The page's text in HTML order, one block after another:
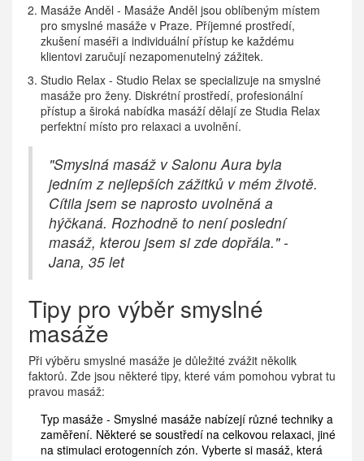
Masáže Anděl - Masáže Anděl jsou oblíbeným místem
pro smyslné masáže v Praze. Příjemné prostředí,
zkušení maséři a individuální přístup ke každému
klientovi zaručují nezapomenutelný zážitek.
Studio Relax - Studio Relax se specializuje na smyslné
masáže pro ženy. Diskrétní prostředí, profesionální
přístup a široká nabídka masáží dělají ze Studia Relax
perfektní místo pro relaxaci a uvolnění.
"Smyslná masáž v Salonu Aura byla
jedním z nejlepších zážitků v mém životě.
Cítila jsem se naprosto uvolněná a
hýčkaná. Rozhodně to není poslední
masáž, kterou jsem si zde dopřála." -
Jana, 35 let
Tipy pro výběr smyslné
masáže
Při výběru smyslné masáže je důležité zvážit několik
faktorů. Zde jsou některé tipy, které vám pomohou vybrat tu
pravou masáž:
Typ masáže - Smyslné masáže nabízejí různé techniky a
zaměření. Některé se soustředí na celkovou relaxaci, jiné
na stimulaci erotogenních zón. Vyberte si masáž, která